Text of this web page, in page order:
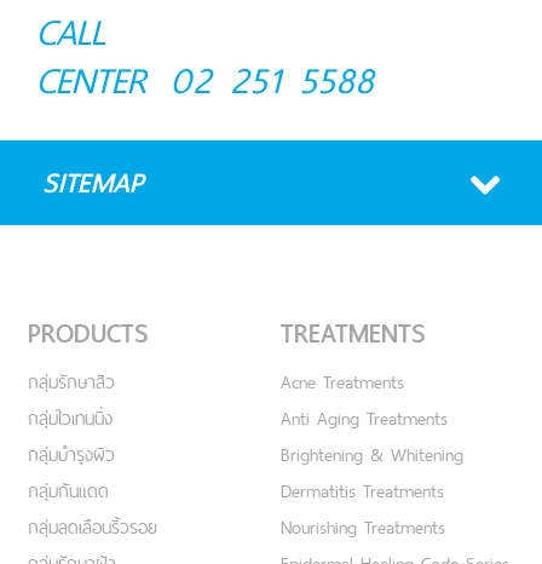
CALL
CENTER 02 251 5588
SITEMAP
PRODUCTS
กลุ่มรักษาสิว
กลุ่มไวเทนนิ่ง
กลุ่มบำรุงผิว
กลุ่มกันแดด
กลุ่มลดเลือนริ้วรอย
TREATMENTS
Acne Treatments
Anti Aging Treatments
Brightening & Whitening
Dermatitis Treatments
Nourishing Treatments